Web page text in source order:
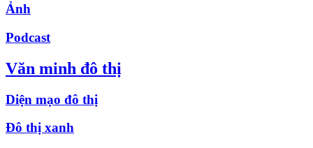
Ảnh
Podcast
Văn minh đô thị
Diện mạo đô thị
Đô thị xanh